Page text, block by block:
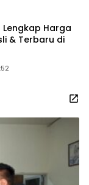
Lengkap Harga
& Terbaru di